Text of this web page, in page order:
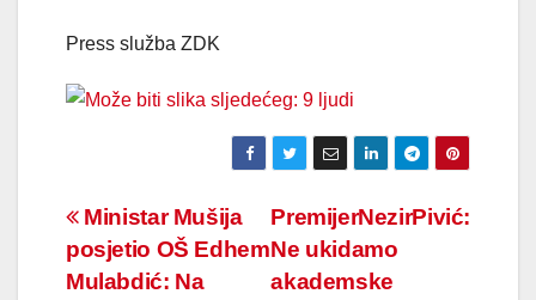
Press služba ZDK
Navigacija
članaka
PremijerNezirPivić:
Ne ukidamo
akademske
Ministar Mušija
posjetio OŠ Edhem
Mulabdić: Na